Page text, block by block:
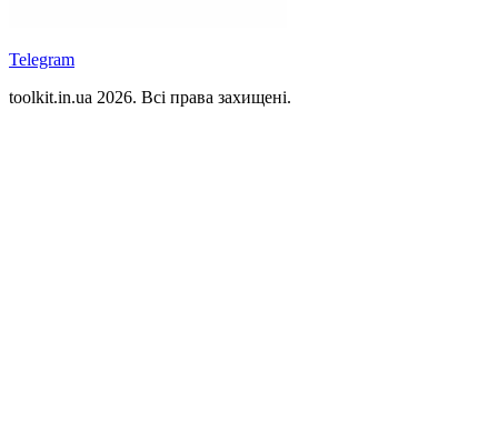
Telegram
toolkit.in.ua 2026. Всі права захищені.